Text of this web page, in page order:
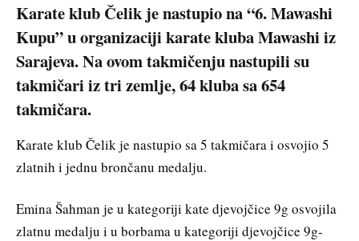
Karate klub Čelik je nastupio na “6. Mawashi
Kupu” u organizaciji karate kluba Mawashi iz
Sarajeva. Na ovom takmičenju nastupili su
takmičari iz tri zemlje, 64 kluba sa 654
takmičara.
Karate klub Čelik je nastupio sa 5 takmičara i osvojio 5
zlatnih i jednu brončanu medalju.
Emina Šahman je u kategoriji kate djevojčice 9g osvojila
zlatnu medalju i u borbama u kategoriji djevojčice 9g-